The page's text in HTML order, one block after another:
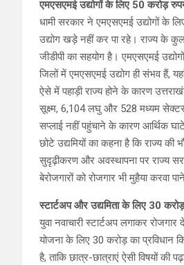
एमएसएमई उद्योगों के लिए 50 करोड़
धामी सरकार ने एमएसएमई उद्योगों के
उद्योग खड़े नहीं कर पा रहे। राज्य के
जीडीपी का सहयोग है। एमएसएमई
जिलों में एमएसएमई उद्योग ही संभव हैं,
ऐसे में पहाड़ी राज्य होने के कारण
सूक्ष्म, 6,104 लघु और 528 मध्यम
सप्लाई नहीं पहुंचाने के कारण आर्थिक
छोटे उद्यमियों का कहना है कि राज्य
सुदृढ़ीकरण और अवस्थापना पर राज्य
बेरोजगारों को रोजगार भी मुहैया करवा
स्टार्टअप और उद्यमिता के लिए 30
युवा नवाचारी स्टार्टअप लगाकर
योजना के लिए 30 करोड़ का प्रविधान
है, ताकि छात्र-छात्राएं ऐसी विषयों की